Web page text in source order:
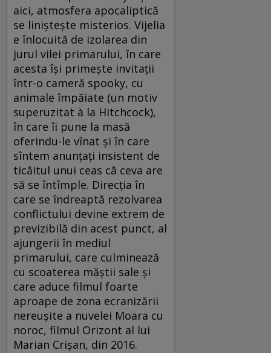
aici, atmosfera apocaliptică
se liniștește misterios. Vijelia
e înlocuită de izolarea din
jurul vilei primarului, în care
acesta își primește invitații
într-o cameră spooky, cu
animale împăiate (un motiv
superuzitat à la Hitchcock),
în care îi pune la masă
oferindu-le vînat şi în care
sîntem anunțați insistent de
ticăitul unui ceas că ceva are
să se întîmple. Direcţia în
care se îndreaptă rezolvarea
conflictului devine extrem de
previzibilă din acest punct, al
ajungerii în mediul
primarului, care culminează
cu scoaterea măștii sale și
care aduce filmul foarte
aproape de zona ecranizării
nereușite a nuvelei Moara cu
noroc, filmul Orizont al lui
Marian Crișan, din 2016.